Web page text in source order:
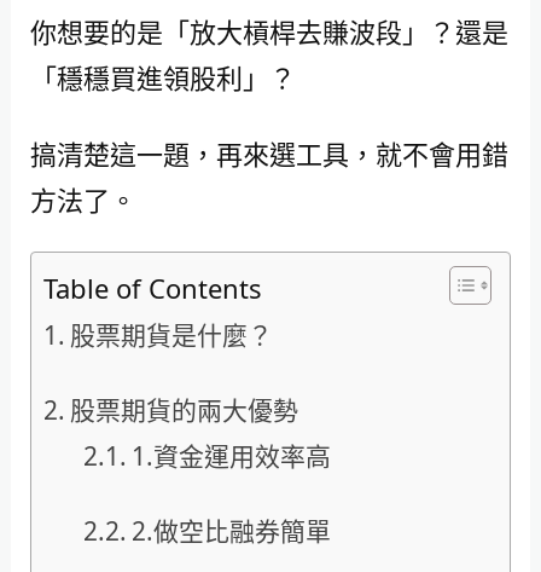
你想要的是「放大槓桿去賺波段」？還是
「穩穩買進領股利」？
搞清楚這一題，再來選工具，就不會用錯
方法了。
Table of Contents
股票期貨是什麼？
股票期貨的兩大優勢
1.資金運用效率高
2.做空比融券簡單